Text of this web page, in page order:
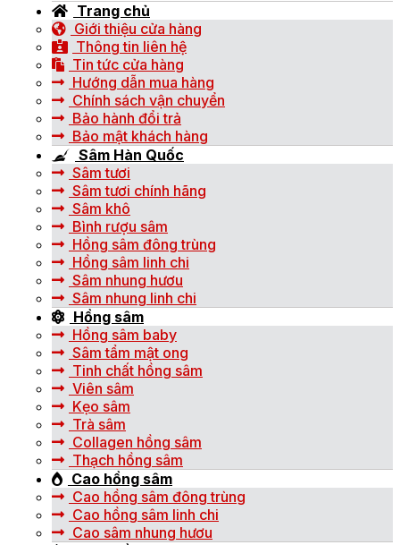
Trang chủ
Giới thiệu cửa hàng
Thông tin liên hệ
Tin tức cửa hàng
Hướng dẫn mua hàng
Chính sách vận chuyển
Bảo hành đổi trả
Bảo mật khách hàng
Sâm Hàn Quốc
Sâm tươi
Sâm tươi chính hãng
Sâm khô
Bình rượu sâm
Hồng sâm đông trùng
Hồng sâm linh chi
Sâm nhung hươu
Sâm nhung linh chi
Hồng sâm
Hồng sâm baby
Sâm tẩm mật ong
Tinh chất hồng sâm
Viên sâm
Kẹo sâm
Trà sâm
Collagen hồng sâm
Thạch hồng sâm
Cao hồng sâm
Cao hồng sâm đông trùng
Cao hồng sâm linh chi
Cao sâm nhung hươu